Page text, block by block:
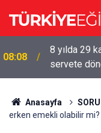
08:08
8 yılda 29
servete
Anasayfa
erken emekli olabilir mi?